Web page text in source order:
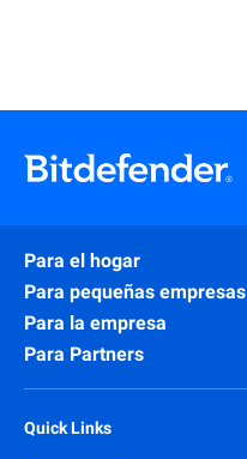
Para el hogar
Para pequeñas empresas
Para la empresa
Para Partners
Quick Links